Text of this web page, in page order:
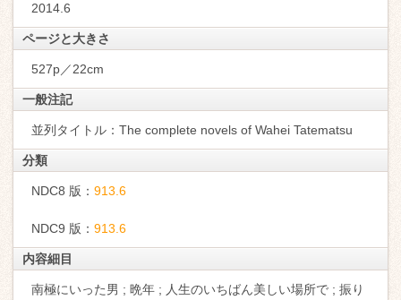
2014.6
ページと大きさ
527p／22cm
一般注記
並列タイトル：The complete novels of Wahei Tatematsu
分類
NDC8 版： 913.6
NDC9 版： 913.6
内容細目
南極にいった男 ; 晩年 ; 人生のいちばん美しい場所で ; 振り